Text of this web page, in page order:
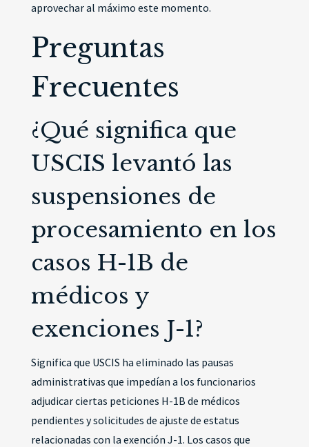
aprovechar al máximo este momento.
Preguntas
Frecuentes
¿Qué significa que
USCIS levantó las
suspensiones de
procesamiento en los
casos H-1B de
médicos y
exenciones J-1?
Significa que USCIS ha eliminado las pausas
administrativas que impedían a los funcionarios
adjudicar ciertas peticiones H-1B de médicos
pendientes y solicitudes de ajuste de estatus
relacionadas con la exención J-1. Los casos que